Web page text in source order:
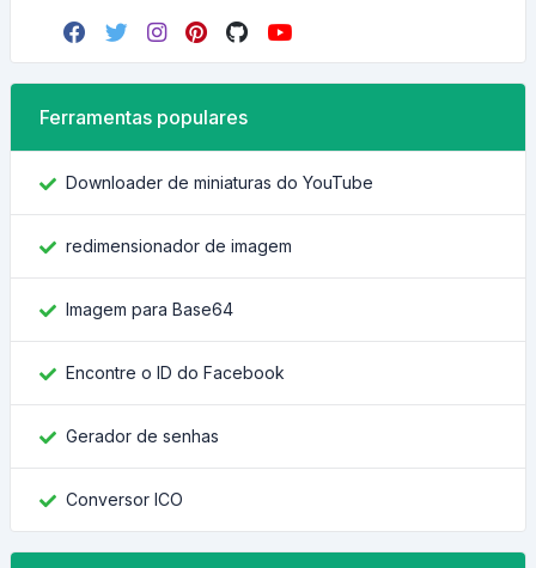
Ferramentas populares
Downloader de miniaturas do YouTube
redimensionador de imagem
Imagem para Base64
Encontre o ID do Facebook
Gerador de senhas
Conversor ICO